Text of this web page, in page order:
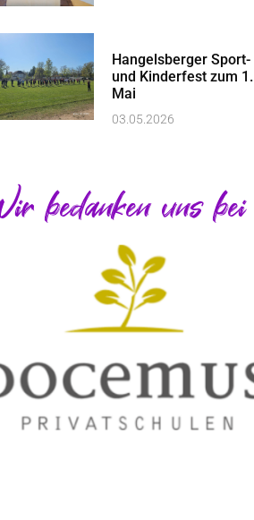
Hangelsberger Sport-
und Kinderfest zum 1.
Mai
03.05.2026
bedanken uns bei